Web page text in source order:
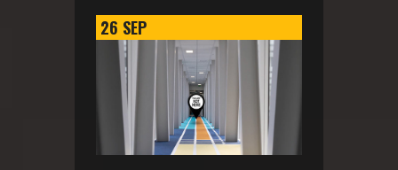
26 SEP